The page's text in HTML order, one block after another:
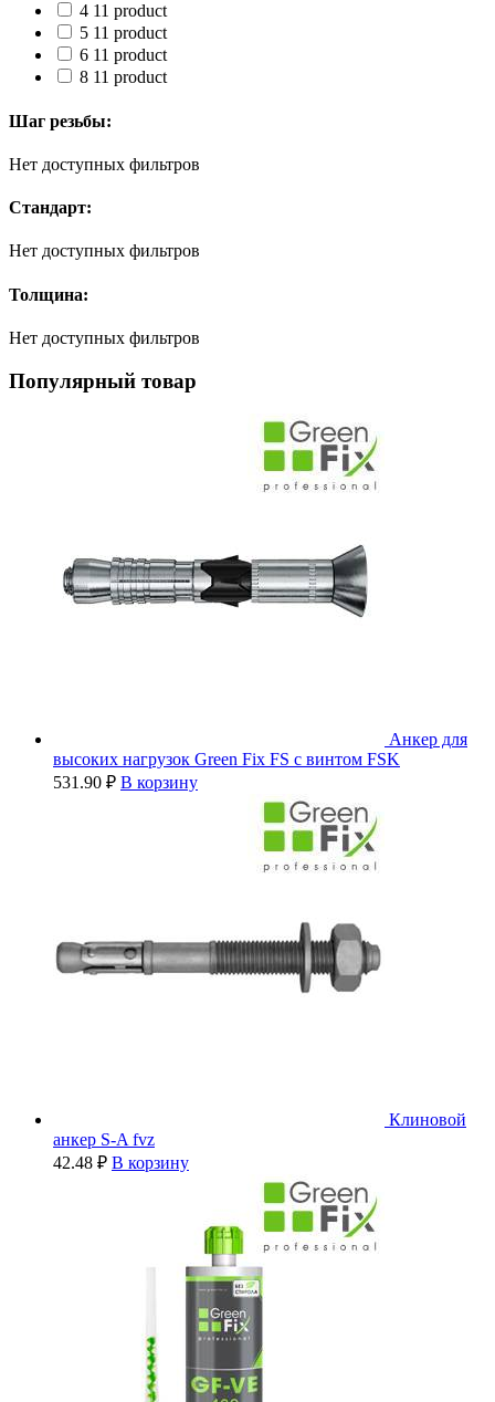
4 11 product
5 11 product
6 11 product
8 11 product
Шаг резьбы:
Нет доступных фильтров
Стандарт:
Нет доступных фильтров
Толщина:
Нет доступных фильтров
Популярный товар
Анкер для
высоких нагрузок Green Fix FS с винтом FSK
531.90 ₽ В корзину
Клиновой
анкер S-A fvz
42.48 ₽ В корзину